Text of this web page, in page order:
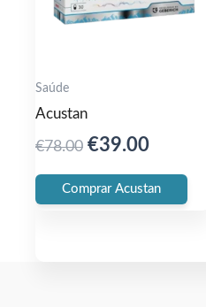
Saúde
Acustan
€78.00 Original
was:
€39.00Current
is:
Comprar Acustan